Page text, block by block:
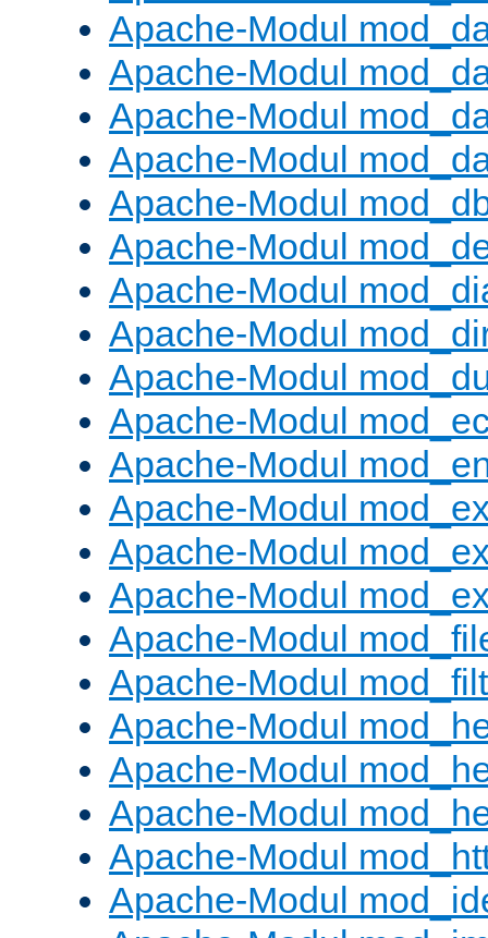
Apache-Modul
Apache-Modul
Apache-Modul
Apache-Modul
Apache-Modul
Apache-Modul
Apache-Modul
Apache-Modul
Apache-Modul
Apache-Modul
Apache-Modul
Apache-Modul
Apache-Modul
Apache-Modul
Apache-Modul
Apache-Modul
Apache-Modul
Apache-Modul
Apache-Modul
Apache-Modul
Apache-Modul